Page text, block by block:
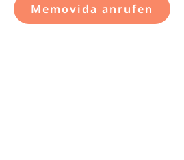
Memovida anrufen